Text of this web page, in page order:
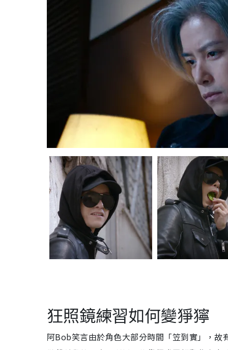
狂照鏡練習如何變猙獰
阿Bob笑言由於角色大部分時間「笠到實」，